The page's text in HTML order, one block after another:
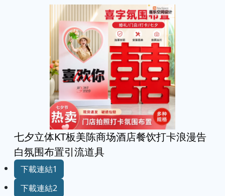
七夕立体KT板美陈商场酒店餐饮打卡浪漫告
白氛围布置引流道具
下載連結1
下載連結2